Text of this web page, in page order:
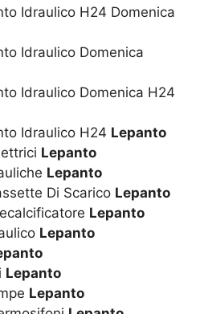
Idraulico H24 Domenica
Idraulico Domenica
Idraulico Domenica H24
Idraulico H24 Lepanto
Lepanto
Lepanto
Di Scarico Lepanto
Lepanto
Lepanto
Lepanto
Lepanto